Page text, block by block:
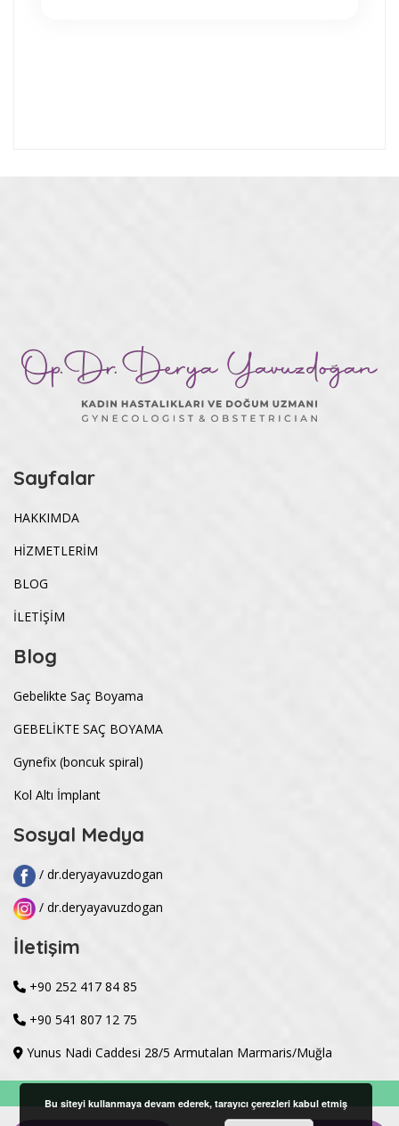
Sayfalar
HAKKIMDA
HİZMETLERİM
BLOG
İLETİŞİM
Blog
Gebelikte Saç Boyama
GEBELİKTE SAÇ BOYAMA
Gynefix (boncuk spiral)
Kol Altı İmplant
Sosyal Medya
/ dr.deryayavuzdogan
/ dr.deryayavuzdogan
İletişim
+90 252 417 84 85
+90 541 807 12 75
Yunus Nadi Caddesi 28/5 Armutalan Marmaris/Muğla
Telif Hakkı © 2022 Op. Dr. Derya Yavuzdoğan -
Bu siteyi kullanmaya devam ederek, tarayıcı çerezleri kabul etmiş